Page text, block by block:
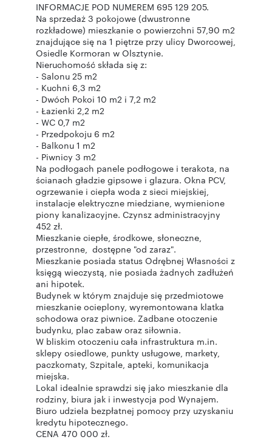
INFORMACJE POD NUMEREM 695 129 205.
Na sprzedaż 3 pokojowe (dwustronne
rozkładowe) mieszkanie o powierzchni 57,90 m2
znajdujące się na 1 piętrze przy ulicy Dworcowej,
Osiedle Kormoran w Olsztynie.
Nieruchomość składa się z:
- Salonu 25 m2
- Kuchni 6,3 m2
- Dwóch Pokoi 10 m2 i 7,2 m2
- Łazienki 2,2 m2
- WC 0,7 m2
- Przedpokoju 6 m2
- Balkonu 1 m2
- Piwnicy 3 m2
Na podłogach panele podłogowe i terakota, na
ścianach gładzie gipsowe i glazura. Okna PCV,
ogrzewanie i ciepła woda z sieci miejskiej,
instalacje elektryczne miedziane, wymienione
piony kanalizacyjne. Czynsz administracyjny
452 zł.
Mieszkanie ciepłe, środkowe, słoneczne,
przestronne, dostępne "od zaraz".
Mieszkanie posiada status Odrębnej Własności z
księgą wieczystą, nie posiada żadnych zadłużeń
ani hipotek.
Budynek w którym znajduje się przedmiotowe
mieszkanie ocieplony, wyremontowana klatka
schodowa oraz piwnice. Zadbane otoczenie
budynku, plac zabaw oraz siłownia.
W bliskim otoczeniu cała infrastruktura m.in.
sklepy osiedlowe, punkty usługowe, markety,
paczkomaty, Szpitale, apteki, komunikacja
miejska.
Lokal idealnie sprawdzi się jako mieszkanie dla
rodziny, biura jak i inwestycja pod Wynajem.
Biuro udziela bezpłatnej pomocy przy uzyskaniu
kredytu hipotecznego.
CENA 470 000 zł.